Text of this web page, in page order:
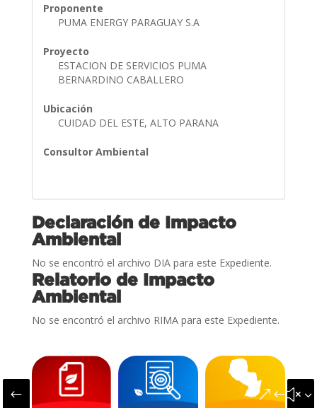
Proponente
PUMA ENERGY PARAGUAY S.A
Proyecto
ESTACION DE SERVICIOS PUMA
BERNARDINO CABALLERO
Ubicación
CUIDAD DEL ESTE, ALTO PARANA
Consultor Ambiental
Declaración de Impacto
Ambiental
No se encontró el archivo DIA para este Expediente.
Relatorio de Impacto
Ambiental
No se encontró el archivo RIMA para este Expediente.
#